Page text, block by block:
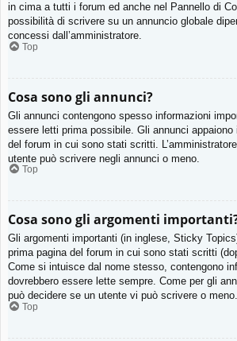
in cima a tutti i forum ed anche nel Pannello di
possibilità di scrivere su un annuncio globale
concessi dall’amministratore.
Top
Cosa sono gli annunci?
Gli annunci contengono spesso informazioni
essere letti prima possibile. Gli annunci
del forum in cui sono stati scritti.
utente può scrivere negli annunci o meno.
Top
Cosa sono gli argomenti
Gli argomenti importanti (in inglese, Sticky
prima pagina del forum in cui sono stati scritti
Come si intuisce dal nome stesso, contengono
dovrebbero essere lette sempre. Come per gli
può decidere se un utente vi può scrivere o meno.
Top